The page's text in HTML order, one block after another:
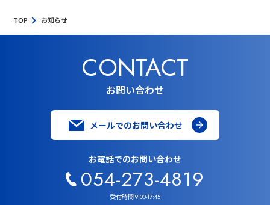
TOP お知らせ
CONTACT
お問い合わせ
メールでのお問い合わせ
お電話でのお問い合わせ
054-273-4819
受付時間9:00-17:45